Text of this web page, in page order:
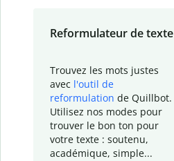
Reformulateur de texte
Trouvez les mots justes
avec l'outil de
reformulation de Quillbot.
Utilisez nos modes pour
trouver le bon ton pour
votre texte : soutenu,
académique, simple...